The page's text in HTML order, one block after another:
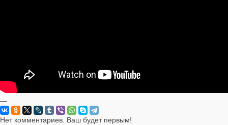
—
Нет комментариев. Ваш будет первым!